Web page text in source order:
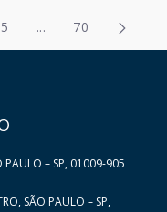
Página
Página
Usar ABA para
Página
...PáginasPágina
70
PAULO – SP, 01009-905
SÃO PAULO – SP,